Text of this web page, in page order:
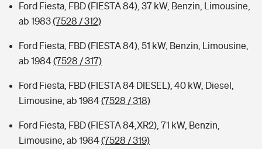
Ford Fiesta, FBD (FIESTA 84), 37 kW, Benzin, Limousine,
ab 1983(7528 / 312)
Ford Fiesta, FBD (FIESTA 84), 51 kW, Benzin, Limousine,
ab 1984(7528 / 317)
Ford Fiesta, FBD (FIESTA 84 DIESEL), 40 kW, Diesel,
Limousine, ab 1984(7528 / 318)
Ford Fiesta, FBD (FIESTA 84,XR2), 71 kW, Benzin,
Limousine, ab 1984(7528 / 319)